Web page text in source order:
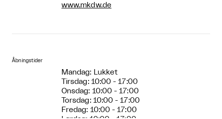
www.mkdw.de
Åbningstider
Mandag: Lukket
Tirsdag: 10:00 - 17:00
Onsdag: 10:00 - 17:00
Torsdag: 10:00 - 17:00
Fredag: 10:00 - 17:00